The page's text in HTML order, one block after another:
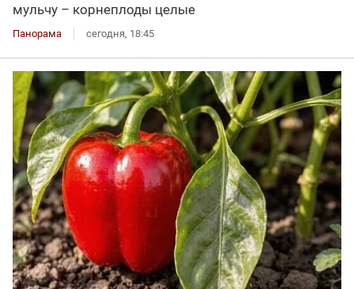
мульчу – корнеплоды целые
Панорама сегодня, 18:45